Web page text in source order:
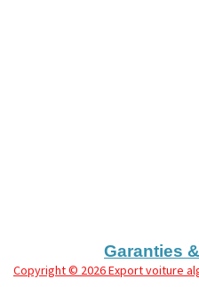
Garanties
Copyright© 2026 Export voiture